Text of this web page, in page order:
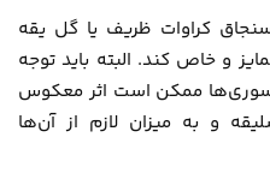
کراوات ظریف یا گل یقه
و خاص کند. البته باید توجه
ممکن است اثر معکوس
و به میزان لازم از آن‌ها